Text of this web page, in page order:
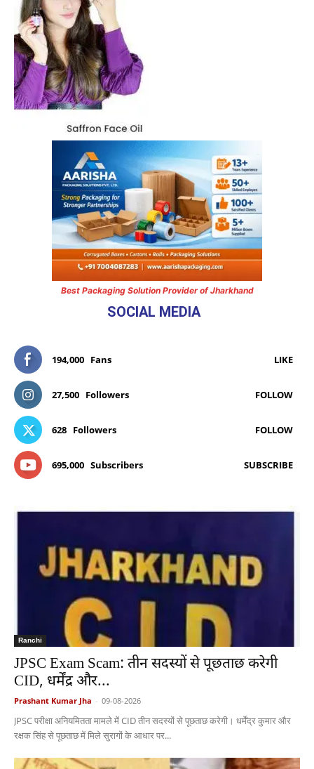
Best Packaging Solution Provider of Jharkhand
SOCIAL MEDIA
194,000 Fans LIKE
27,500 Followers FOLLOW
628 Followers FOLLOW
695,000 Subscribers SUBSCRIBE
Ranchi
JPSC Exam Scam: तीन सदस्यों से पूछताछ करेगी
CID, धर्मेंद्र और...
Prashant Kumar Jha - 09-08-2026
JPSC परीक्षा अनियमितता मामले में CID तीन सदस्यों से पूछताछ करेगी। धर्मेंद्र कुमार और
रक्षक सिंह से पूछताछ में मिले सुरागों के आधार पर...